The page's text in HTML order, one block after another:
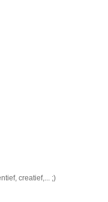
creatief,... ;)